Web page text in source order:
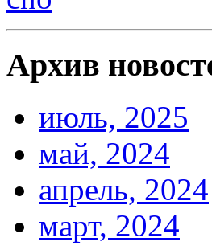
Архив
июль, 2025
май, 2024
апрель, 2024
март, 2024